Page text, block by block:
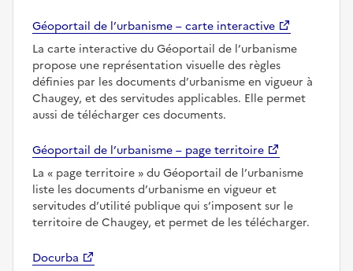
Géoportail de l’urbanisme – carte interactive
La carte interactive du Géoportail de l’urbanisme
propose une représentation visuelle des règles
définies par les documents d’urbanisme en vigueur à
Chaugey, et des servitudes applicables. Elle permet
aussi de télécharger ces documents.
Géoportail de l’urbanisme – page territoire
La
page territoire
du Géoportail de l’urbanisme
liste les documents d’urbanisme en vigueur et
servitudes d’utilité publique qui s’imposent sur le
territoire de Chaugey, et permet de les télécharger.
Docurba